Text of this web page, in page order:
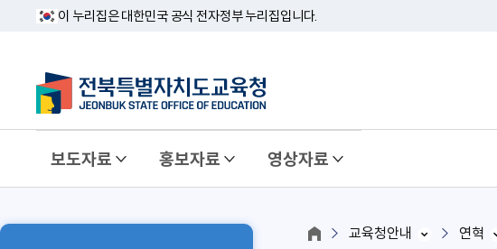
이 누리집은 대한민국 공식 전자정부 누리집입니다.
보도자료 홍보자료 영상자료
교육청안내 연혁